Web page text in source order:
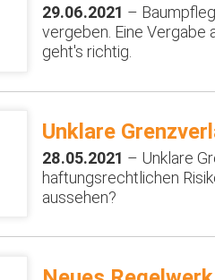
29.06.2021 –
vergeben. Eine Vergabe
geht's richtig.
Unklare
28.05.2021 – Unklare
haftungsrechtlichen
aussehen?